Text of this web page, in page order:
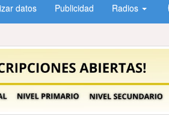
datos Publicidad Radios